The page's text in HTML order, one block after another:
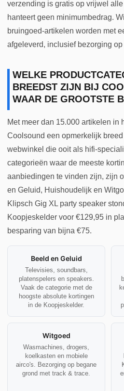
verzending is gratis op vrijwel
hanteert geen minimumbedrag.
bruingoed-artikelen worden met
afgeleverd, inclusief bezorging
WELKE
BREEDST ZIJN BIJ
WAAR DE GROOTSTE
Met meer dan 15.000 artikelen in
Coolsound een opmerkelijk
webwinkel die ooit als hifi-
categorieën waar de meeste
aanbiedingen te vinden zijn, zijn
en Geluid, Huishoudelijk en
Klipsch Gig XL party speaker
Koopjeskelder voor €129,95 in
besparing van bijna €75.
Beeld en Geluid
Televisies, soundbars,
platenspelers en speakers.
Vaak de categorie met de
hoogste absolute kortingen
in de Koopjeskelder.
Witgoed
Wasmachines, drogers,
koelkasten en mobiele
airco's. Bezorging op begane
grond met track & trace.